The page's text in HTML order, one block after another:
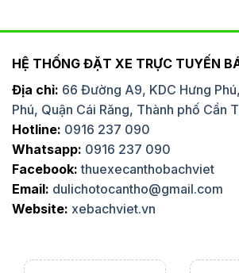
HỆ THỐNG ĐẶT XE TRỰC TUYẾN
Địa chỉ: 66 Đường A9, KDC Hưng
Phú, Quận Cái Răng, Thành phố Cần
Hotline: 0916 237 090
Whatsapp: 0916 237 090
Facebook: thuexecanthobachviet
Email: dulichotocantho@gmail.com
Website: xebachviet.vn